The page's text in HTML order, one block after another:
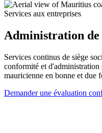
Services aux entreprises
Administration de
Services continus de siège
conformité et
mauricienne en bonne et due
Demander une évaluation